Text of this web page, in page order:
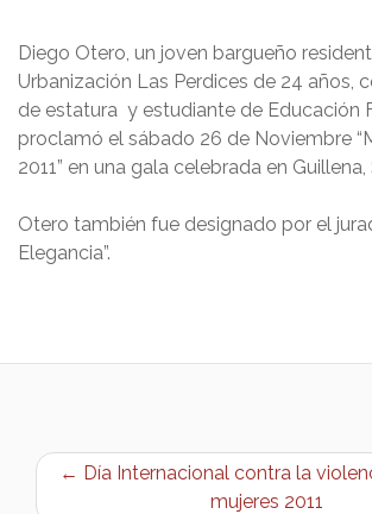
Diego Otero, un joven bargueño
Urbanización Las Perdices de 24 años,
de estatura y estudiante de Educación
proclamó el sábado 26 de Noviembre
2011” en una gala celebrada en Guillena,
Otero también fue designado por el
Elegancia”.
← Día Internacional contra la
mujeres 2011